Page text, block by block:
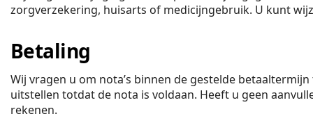
zorgverzekering, huisarts of medicijngebruik. U kunt
Betaling
Wij vragen u om nota’s binnen de gestelde
uitstellen totdat de nota is voldaan. Heeft u geen
rekenen.